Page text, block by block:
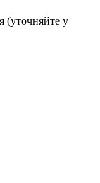
(уточняйте у